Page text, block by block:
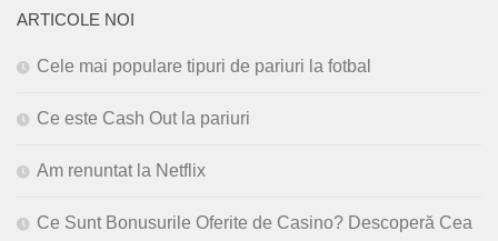
ARTICOLE NOI
Cele mai populare tipuri de pariuri la fotbal
Ce este Cash Out la pariuri
Am renuntat la Netflix
Ce Sunt Bonusurile Oferite de Casino? Descoperă Cea